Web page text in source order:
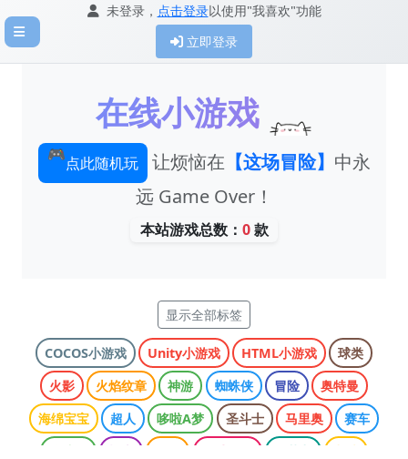
未登录， 点击登录以使用"我喜欢"功能
立即登录
在线小游戏
🎮点此随机玩 让烦恼在 【这场冒险】 中永
远 Game Over！
本站游戏总数： 0款
显示全部标签
COCOS小游戏 Unity小游戏 HTML小游戏
球类
火影
火焰纹章 神游 蜘蛛侠 冒险
奥特曼
海绵宝宝
超人 哆啦A梦 圣斗士 马里奥
赛车